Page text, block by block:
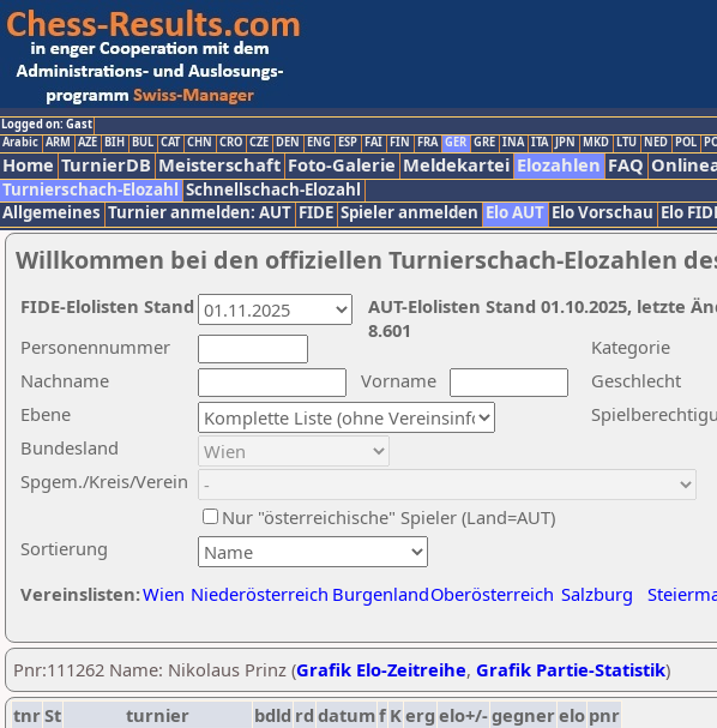
Logged on: Gast
Arabic ARM AZE BIH BUL CAT CHN CRO CZE DEN ENG ESP FAI FIN FRA GER GRE INA ITA JPN MKD LTU NED POL
Home TurnierDB Meisterschaft Foto-Galerie Meldekartei Elozahlen FAQ
Turnierschach-Elozahl Schnellschach-Elozahl
Allgemeines Turnier anmelden: AUT FIDE Spieler anmelden Elo AUT Elo Vorschau Elo
Willkommen bei den offiziellen Turnierschach-Elozahlen
Nachname
Vorname
Ebene
Kategorie
Sortierung
Personennummer
Bundesland
Spgem./Kreis/Verein
Geschlecht
Nur "österreichische" Spieler (Land=AUT)
Vereinslisten:Wien Niederösterreich BurgenlandOberösterreich Salzburg
AUT-Elolisten Stand 01.10.2025, letzte
8.601
FIDE-Elolisten Stand
Pnr:111262 Name: Nikolaus Prinz (Grafik Elo-Zeitreihe, Grafik Partie-Statistik)
tnrSt turnier bdld rd datumf Kerg elo+/-gegnerelo pnr